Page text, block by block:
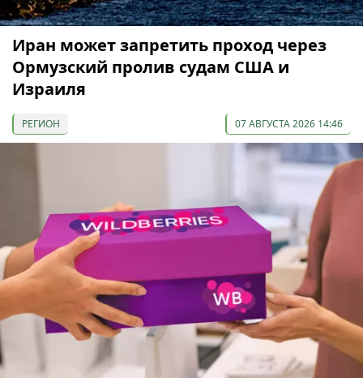
Иран может запретить проход через
Ормузский пролив судам США и
Израиля
РЕГИОН 07 АВГУСТА 2026 14:46